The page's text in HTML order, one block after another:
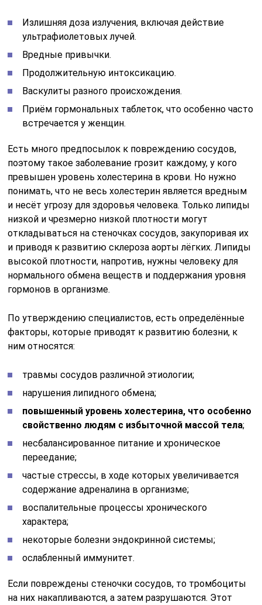
Излишняя доза излучения, включая действие
ультрафиолетовых лучей.
Вредные привычки.
Продолжительную интоксикацию.
Васкулиты разного происхождения.
Приём гормональных таблеток, что особенно часто
встречается у женщин.
Есть много предпосылок к повреждению сосудов,
поэтому такое заболевание грозит каждому, у кого
превышен уровень холестерина в крови. Но нужно
понимать, что не весь холестерин является вредным
и несёт угрозу для здоровья человека. Только липиды
низкой и чрезмерно низкой плотности могут
откладываться на стеночках сосудов, закупоривая их
и приводя к развитию склероза аорты лёгких. Липиды
высокой плотности, напротив, нужны человеку для
нормального обмена веществ и поддержания уровня
гормонов в организме.
По утверждению специалистов, есть определённые
факторы, которые приводят к развитию болезни, к
ним относятся:
травмы сосудов различной этиологии;
нарушения липидного обмена;
повышенный уровень холестерина, что особенно
свойственно людям с избыточной массой тела;
несбалансированное питание и хроническое
переедание;
частые стрессы, в ходе которых увеличивается
содержание адреналина в организме;
воспалительные процессы хронического
характера;
некоторые болезни эндокринной системы;
ослабленный иммунитет.
Если повреждены стеночки сосудов, то тромбоциты
на них накапливаются, а затем разрушаются. Этот